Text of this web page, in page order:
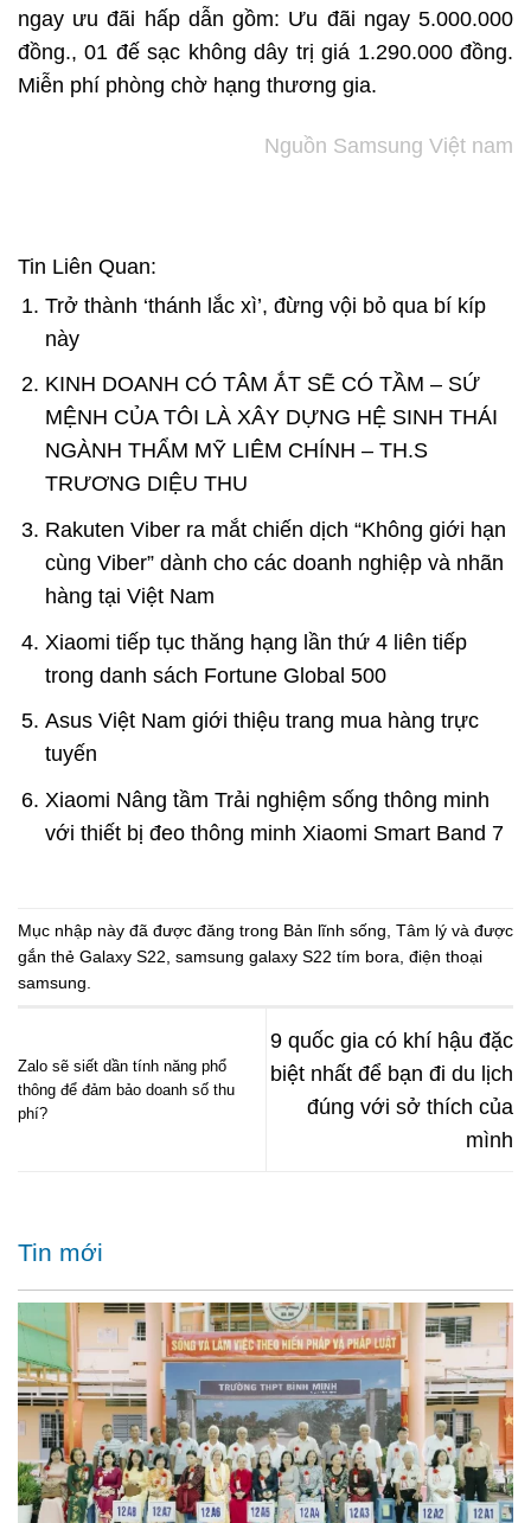
ngay ưu đãi hấp dẫn gồm: Ưu đãi ngay 5.000.000
đồng., 01 đế sạc không dây trị giá 1.290.000 đồng.
Miễn phí phòng chờ hạng thương gia.
Nguồn Samsung Việt nam
Tin Liên Quan:
Trở thành ‘thánh lắc xì’, đừng vội bỏ qua bí kíp
này
KINH DOANH CÓ TÂM ẮT SẼ CÓ TẦM – SỨ
MỆNH CỦA TÔI LÀ XÂY DỰNG HỆ SINH THÁI
NGÀNH THẨM MỸ LIÊM CHÍNH – TH.S
TRƯƠNG DIỆU THU
Rakuten Viber ra mắt chiến dịch “Không giới hạn
cùng Viber” dành cho các doanh nghiệp và nhãn
hàng tại Việt Nam
Xiaomi tiếp tục thăng hạng lần thứ 4 liên tiếp
trong danh sách Fortune Global 500
Asus Việt Nam giới thiệu trang mua hàng trực
tuyến
Xiaomi Nâng tầm Trải nghiệm sống thông minh
với thiết bị đeo thông minh Xiaomi Smart Band 7
Mục nhập này đã được đăng trong Bản lĩnh sống Tâm lý và được
gắn thẻ Galaxy S22 samsung galaxy S22 tím bora điện thoại
samsung
Zalo sẽ siết dần tính năng phổ
thông để đảm bảo doanh số thu
phí?
9 quốc gia có khí hậu đặc
biệt nhất để bạn đi du lịch
đúng với sở thích của
mình
Tin mới